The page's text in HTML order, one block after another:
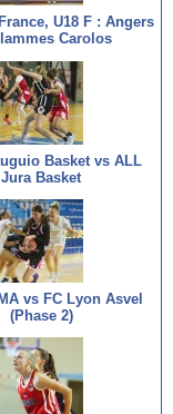
U18 F : Angers
Carolos
Basket vs ALL
Jura Basket
vs FC Lyon Asvel
(Phase 2)